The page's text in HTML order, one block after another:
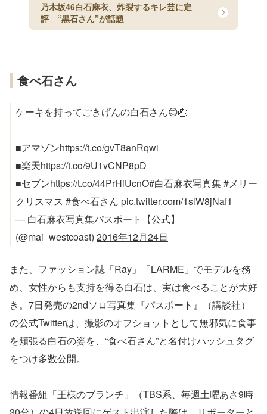
乃木坂46白石麻衣、炸裂するキレ芸に定
評 “黒石さん”が話題
食べ石さん
ケーキを持ってごきげんの白石さん😊🎂
■アマゾンhttps://t.co/gvT8anRqwi
■楽天https://t.co/9U1vCNP8pD
■セブンhttps://t.co/44PrHiUcnO#白石麻衣写真集#メリー
クリスマス #食べ石さん pic.twitter.com/1slW8jNaf1
— 白石麻衣写真集パスポート【公式】
(@mai_westcoast) 2016年12月24日
また、ファッション誌「Ray」「LARME」でモデルを務
め、女性からも支持を得る白石は、実は食べることが大好
き。7日発売の2ndソロ写真集『パスポート』（講談社）
の公式Twitterは、撮影のオフショットとして無邪気に食事
を頬張る白石の姿を、“食べ石さん”と名付けハッシュタグ
をつけ多数公開。
情報番組「王様のブランチ」（TBS系、毎週土曜あさ9時